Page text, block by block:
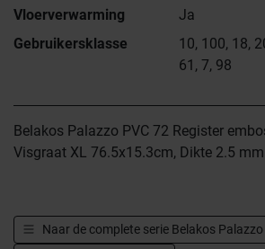
Vloerverwarming
Ja
Gebruikersklasse
10, 100, 18,
61, 7, 98
Belakos Palazzo PVC 72 Register
Visgraat XL 76.5x15.3cm, Dikte 2.5 mm
Naar de complete serie Belakos Palazzo